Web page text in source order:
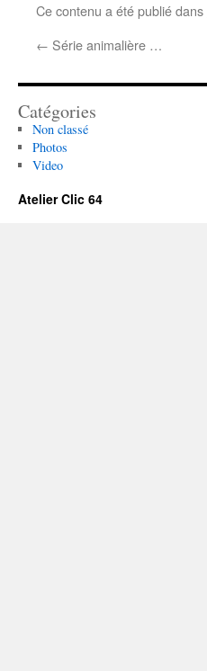
Ce contenu a été publié dans
← Série animalière …
Catégories
Non classé
Photos
Video
Atelier Clic 64